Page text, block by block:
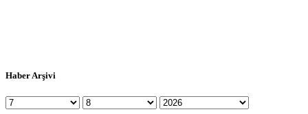
Haber Arşivi